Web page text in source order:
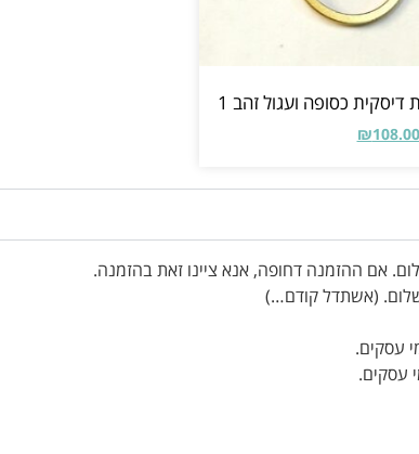
כסופה ועגול זהב 1
₪108.00
עסקים.